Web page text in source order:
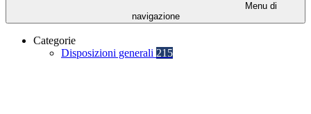
Menu di
navigazione
Categorie
Disposizioni generali 215